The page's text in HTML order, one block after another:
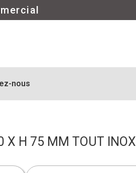
nous
X H 75 MM TOUT INOX